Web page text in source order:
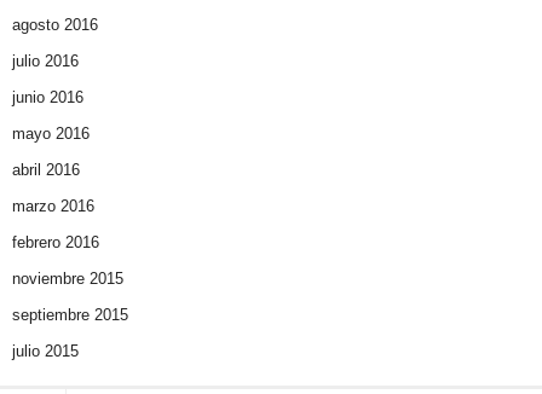
agosto 2016
julio 2016
junio 2016
mayo 2016
abril 2016
marzo 2016
febrero 2016
noviembre 2015
septiembre 2015
julio 2015